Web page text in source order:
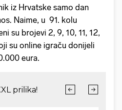
iz Hrvatske samo dan
Naime, u 91. kolu
su brojevi 2, 9, 10, 11, 12,
su online igraču donijeli
eura.